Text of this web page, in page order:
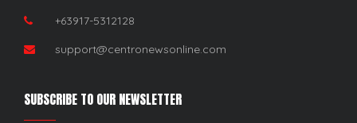
+63917-5312128
support@centronewsonline.com
SUBSCRIBE TO OUR NEWSLETTER